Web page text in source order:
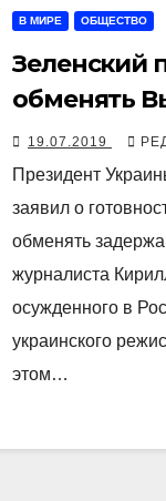
В МИРЕ ОБЩЕСТВО
Зеленский
обменять
Сенцова
19.07.2019
Президент
заявил о
обменять
журналиста
осужденного в
украинского
этом…